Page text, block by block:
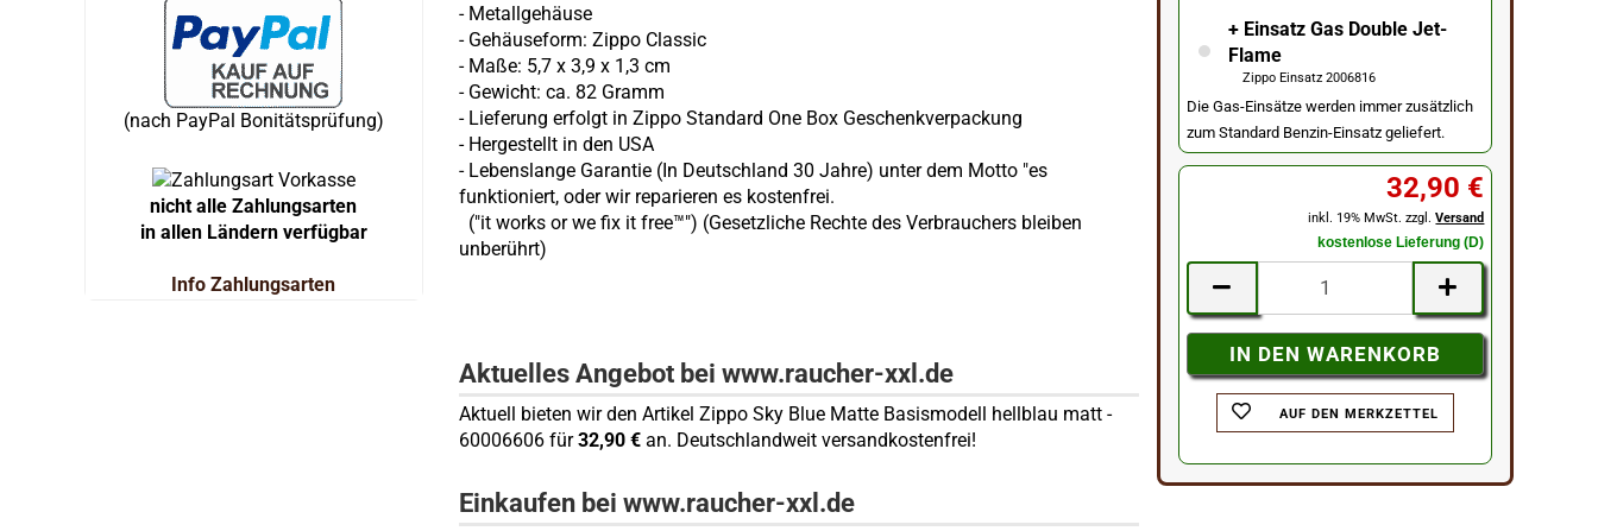
+ Einsatz Gas Double Jet-
Flame
Zippo Einsatz 2006816
Die Gas-Einsätze werden immer zusätzlich
zum Standard Benzin-Einsatz geliefert.
32,90 €
inkl. 19% MwSt. zzgl.Versand
kostenlose Lieferung (D)
AUF DEN MERKZETTEL
- Metallgehäuse
- Gehäuseform: Zippo Classic
- Maße: 5,7 x 3,9 x 1,3 cm
- Gewicht: ca. 82 Gramm
- Lieferung erfolgt in Zippo Standard One Box Geschenkverpackung
- Hergestellt in den USA
- Lebenslange Garantie (In Deutschland 30 Jahre) unter dem Motto "es
funktioniert, oder wir reparieren es kostenfrei.
("it works or we fix it free™") (Gesetzliche Rechte des Verbrauchers bleiben
unberührt)
Aktuelles Angebot bei www.raucher-xxl.de
Aktuell bieten wir den Artikel Zippo Sky Blue Matte Basismodell hellblau matt -
60006606 für32,90 € an. Deutschlandweit versandkostenfrei!
Einkaufen bei www.raucher-xxl.de
(nach PayPal Bonitätsprüfung)
nicht alle Zahlungsarten
in allen Ländern verfügbar
Info Zahlungsarten